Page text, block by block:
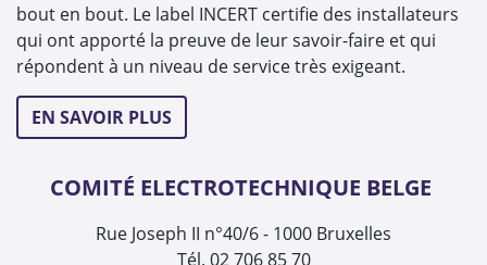
bout en bout. Le label INCERT certifie des installateurs
qui ont apporté la preuve de leur savoir-faire et qui
répondent à un niveau de service très exigeant.
EN SAVOIR PLUS
COMITÉ ELECTROTECHNIQUE BELGE
Rue Joseph II n°40/6 - 1000 Bruxelles
Tél. 02 706 85 70